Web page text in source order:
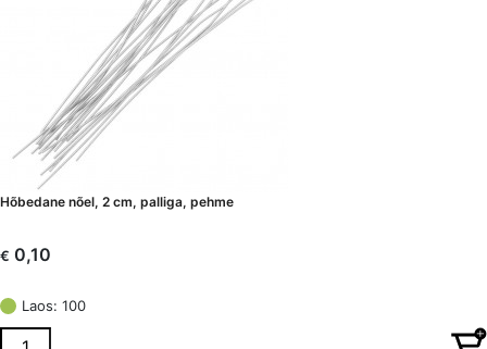
Hõbedane nõel, 2 cm, palliga, pehme
€ 0,10
Laos: 100